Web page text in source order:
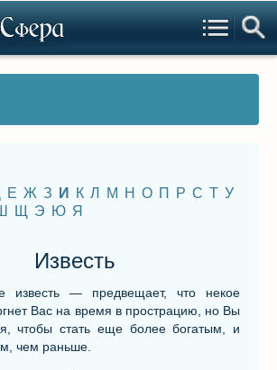
Е Ж З И К Л М Н О П Р С Т У
Щ Э Ю Я
Известь
известь — предвещает, что некое
Вас на время в прострацию, но Вы
чтобы стать еще более богатым, и
чем раньше.